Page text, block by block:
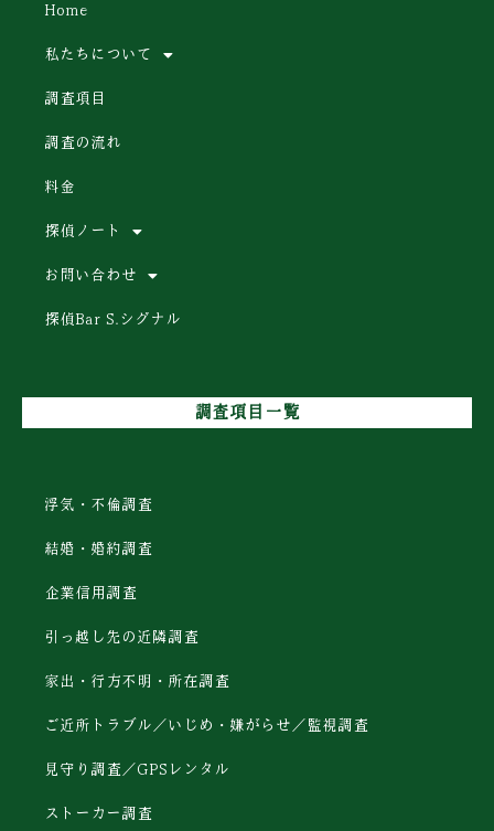
Home
私たちについて
調査項目
調査の流れ
料金
探偵ノート
お問い合わせ
探偵Bar S.シグナル
調査項目一覧
浮気・不倫調査
結婚・婚約調査
企業信用調査
引っ越し先の近隣調査
家出・行方不明・所在調査
ご近所トラブル／いじめ・嫌がらせ／監視調査
見守り調査／GPSレンタル
ストーカー調査